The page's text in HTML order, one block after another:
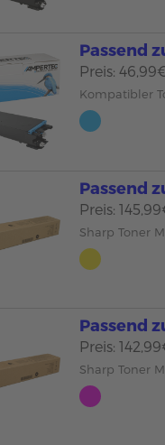
Passend
Preis:
Kompatibler
Passend
Preis:
Sharp Toner
Passend
Preis:
Sharp Toner